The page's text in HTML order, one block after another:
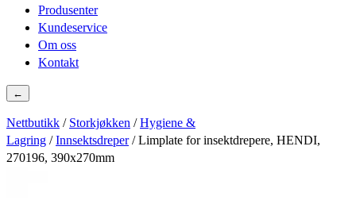
Produsenter
Kundeservice
Om oss
Kontakt
←
Nettbutikk / Storkjøkken /Hygiene &
Lagring /Innsektsdreper/ Limplate for insektdrepere, HENDI,
270196, 390x270mm